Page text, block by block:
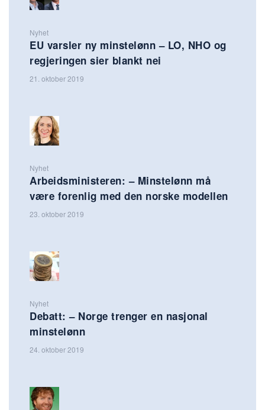
Nyhet
EU varsler ny minstelønn – LO, NHO og
regjeringen sier blankt nei
21. oktober 2019
Nyhet
Arbeidsministeren: – Minstelønn må
være forenlig med den norske modellen
23. oktober 2019
Nyhet
Debatt: – Norge trenger en nasjonal
minstelønn
24. oktober 2019